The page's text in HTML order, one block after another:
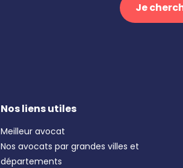
Je
Nos liens utiles
Meilleur avocat
Nos avocats par grandes villes et
départements